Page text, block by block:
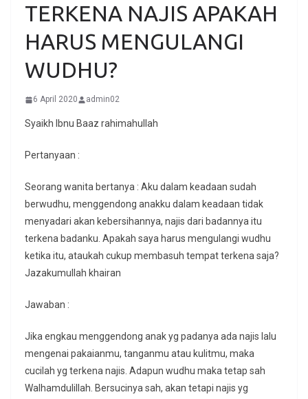
TERKENA NAJIS APAKAH
HARUS MENGULANGI
WUDHU?
6 April 2020 admin02
Syaikh Ibnu Baaz rahimahullah
Pertanyaan :
Seorang wanita bertanya : Aku dalam keadaan sudah
berwudhu, menggendong anakku dalam keadaan tidak
menyadari akan kebersihannya, najis dari badannya itu
terkena badanku. Apakah saya harus mengulangi wudhu
ketika itu, ataukah cukup membasuh tempat terkena saja?
Jazakumullah khairan
Jawaban :
Jika engkau menggendong anak yg padanya ada najis lalu
mengenai pakaianmu, tanganmu atau kulitmu, maka
cucilah yg terkena najis. Adapun wudhu maka tetap sah
Walhamdulillah. Bersucinya sah, akan tetapi najis yg